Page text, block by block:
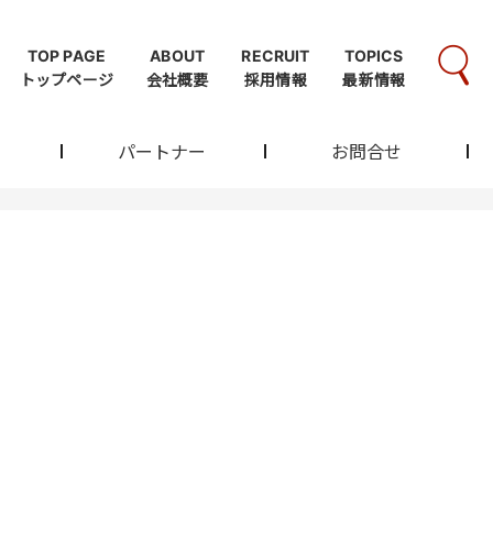
TOP PAGE
トップページ
ABOUT
会社概要
RECRUIT
採用情報
TOPICS
最新情報
パートナー お問合せ